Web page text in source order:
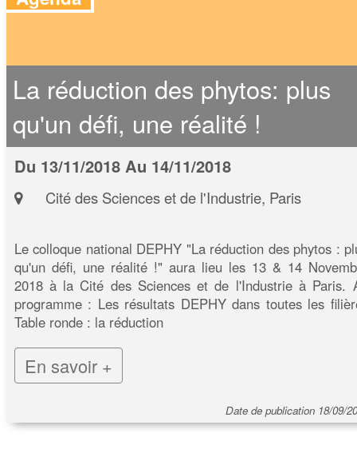
La réduction des phytos: plus
qu'un défi, une réalité !
Du 13/11/2018 Au 14/11/2018
Cité des Sciences et de l'Industrie, Paris
Le colloque national DEPHY "La réduction des phytos :
qu'un défi, une réalité !" aura lieu les 13 & 14
2018 à la Cité des Sciences et de l'Industrie à Paris.
programme : Les résultats DEPHY dans toutes les
Table ronde : la réduction
En savoir +
Date de publication 18/09/